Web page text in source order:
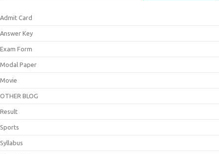
Admit Card
Answer Key
Exam Form
Modal Paper
Movie
OTHER BLOG
Result
Sports
Syllabus